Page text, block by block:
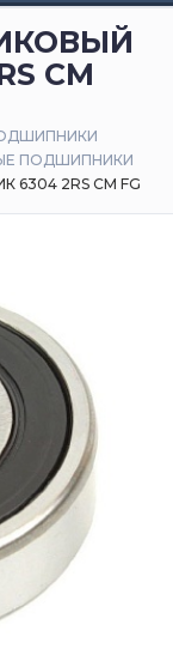
CM
ПОДШИПНИКИ
2RS CM FG